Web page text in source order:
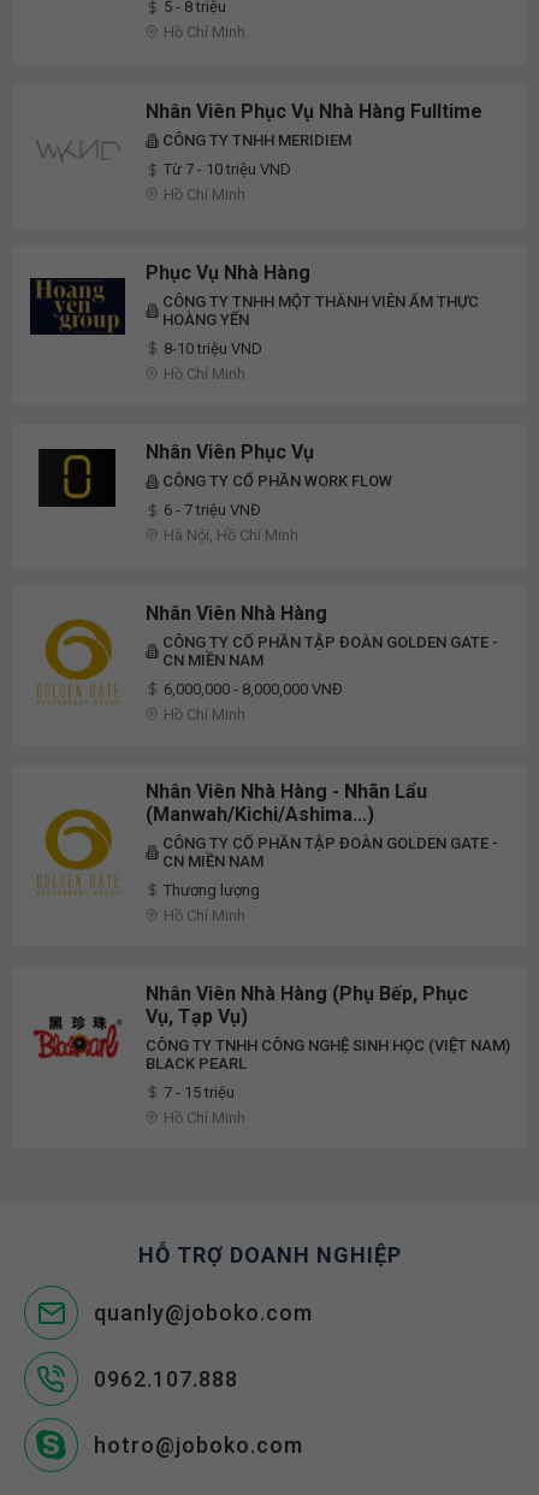
5 - 8 triệu
Hồ Chí Minh
Nhân Viên Phục Vụ Nhà Hàng Fulltime
CÔNG TY TNHH MERIDIEM
Từ 7 - 10 triệu VND
Hồ Chí Minh
Phục Vụ Nhà Hàng
CÔNG TY TNHH MỘT THÀNH VIÊN ẨM THỰC
HOÀNG YẾN
8-10 triệu VND
Hồ Chí Minh
Nhân Viên Phục Vụ
CÔNG TY CỔ PHẦN WORK FLOW
6 - 7 triệu VNĐ
Hà Nội, Hồ Chí Minh
Nhân Viên Nhà Hàng
CÔNG TY CỔ PHẦN TẬP ĐOÀN GOLDEN GATE -
CN MIỀN NAM
6,000,000 - 8,000,000 VNĐ
Hồ Chí Minh
Nhân Viên Nhà Hàng - Nhãn Lẩu
(Manwah/Kichi/Ashima...)
CÔNG TY CỔ PHẦN TẬP ĐOÀN GOLDEN GATE -
CN MIỀN NAM
Thương lượng
Hồ Chí Minh
Nhân Viên Nhà Hàng (Phụ Bếp, Phục
Vụ, Tạp Vụ)
CÔNG TY TNHH CÔNG NGHỆ SINH HỌC (VIỆT NAM)
BLACK PEARL
7 - 15 triệu
Hồ Chí Minh
HỖ TRỢ DOANH NGHIỆP
quanly@joboko.com
0962.107.888
hotro@joboko.com